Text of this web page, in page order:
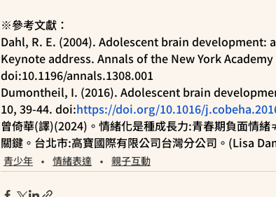
※參考文獻：
Dahl, R. E. (2004). Adolescent brain
Keynote address. Annals of the New York
doi:10.1196/annals.1308.001
Dumontheil, I. (2016). Adolescent brain
10, 39-44. doi:https://doi.org/10.1016/
曾倚華(譯)(2024)。情緒化是種成長力:青春期負面情
關鍵。台北市:高寶國際有限公司台灣分公司。(Lisa
青少年 情緒表達 親子互動